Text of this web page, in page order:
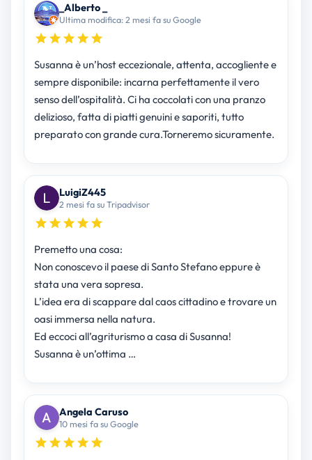
_Alberto _
Ultima modifica: 2 mesi fa su Google
Susanna è un’host eccezionale, attenta, accogliente e
sempre disponibile: incarna perfettamente il vero
senso dell’ospitalità. Ci ha coccolati con una pranzo
delizioso, fatta di piatti genuini e saporiti, tutto
preparato con grande cura.Torneremo sicuramente.
LuigiZ445
2 mesi fa su Tripadvisor
Premetto una cosa:
Non conoscevo il paese di Santo Stefano eppure è
stata una vera sopresa.
L’idea era di scappare dal caos cittadino e trovare un
oasi immersa nella natura.
Ed eccoci all’agriturismo a casa di Susanna!
Susanna è un’ottima …
Angela Caruso
10 mesi fa su Google